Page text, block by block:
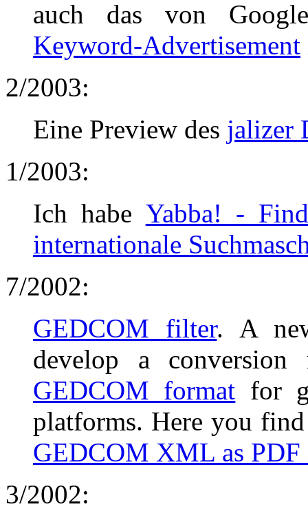
auch das von
Keyword-Advertisement
2/2003:
Eine Preview des jalizer
1/2003:
Ich habe Yabba! -
internationale
7/2002:
GEDCOM filter. A
develop a
GEDCOM format for
platforms. Here you
GEDCOM XML as
3/2002: